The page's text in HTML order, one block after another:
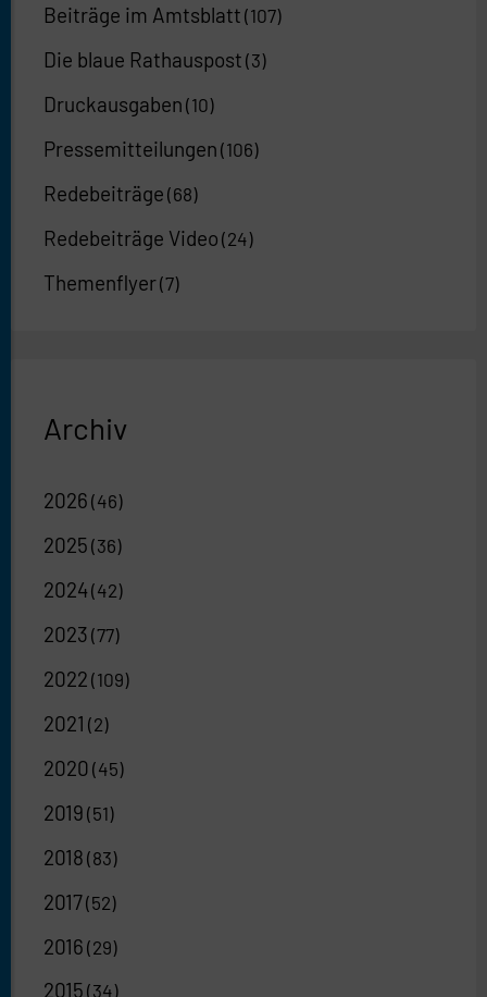
Beiträge im Amtsblatt (107)
Die blaue Rathauspost (3)
Druckausgaben (10)
Pressemitteilungen (106)
Redebeiträge (68)
Redebeiträge Video (24)
Themenflyer(7)
Archiv
2026 (46)
2025 (36)
2024 (42)
2023 (77)
2022 (109)
2021 (2)
2020 (45)
2019 (51)
2018 (83)
2017(52)
2016 (29)
2015 (34)